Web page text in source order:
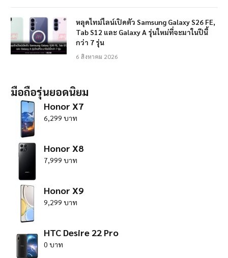
หลุดไทม์ไลน์เปิดตัว Samsung Galaxy S26 FE,
Tab S12 และ Galaxy A รุ่นใหม่ที่จะมาในปีนี้
กว่า 7 รุ่น
6 สิงหาคม 2026
มือถือรุ่นยอดนิยม
Honor X7
6,299 บาท
Honor X8
7,999 บาท
Honor X9
9,299 บาท
HTC Desire 22 Pro
0 บาท